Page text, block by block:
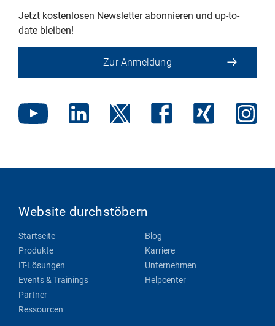
Jetzt kostenlosen Newsletter abonnieren und up-to-
date bleiben!
Zur Anmeldung
Website durchstöbern
Startseite
Produkte
IT-Lösungen
Events & Trainings
Partner
Ressourcen
Blog
Karriere
Unternehmen
Helpcenter